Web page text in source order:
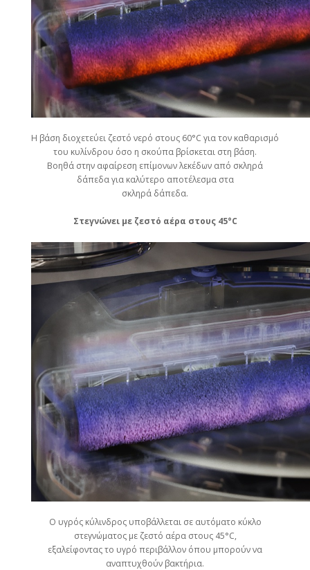
Η βάση διοχετεύει ζεστό νερό στους 60°C για τον καθαρισμό
του κυλίνδρου όσο η σκούπα βρίσκεται στη βάση.
Βοηθά στην αφαίρεση επίμονων λεκέδων από σκληρά
δάπεδα για καλύτερο αποτέλεσμα στα
σκληρά δάπεδα.
Στεγνώνει με ζεστό αέρα στους 45°C
Ο υγρός κύλινδρος υποβάλλεται σε αυτόματο κύκλο
στεγνώματος με ζεστό αέρα στους 45°C,
εξαλείφοντας το υγρό περιβάλλον όπου μπορούν να
αναπτυχθούν βακτήρια.